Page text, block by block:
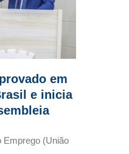
em
e inicia
Emprego (União